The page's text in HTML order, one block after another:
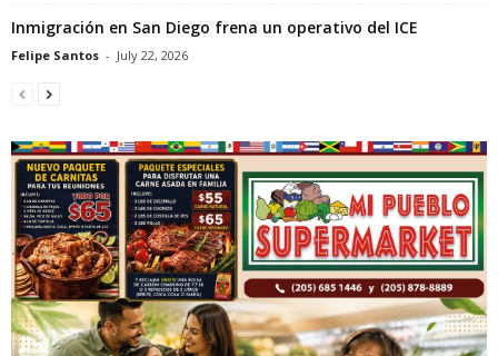
Inmigración en San Diego frena un operativo del ICE
Felipe Santos - July 22, 2026